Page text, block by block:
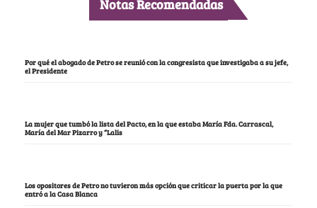
Notas Recomendadas
Por qué el abogado de Petro se reunió con la congresista que investigaba a su jefe,
el Presidente
La mujer que tumbó la lista del Pacto, en la que estaba María Fda. Carrascal,
María del Mar Pizarro y “Lalis
Los opositores de Petro no tuvieron más opción que criticar la puerta por la que
entró a la Casa Blanca